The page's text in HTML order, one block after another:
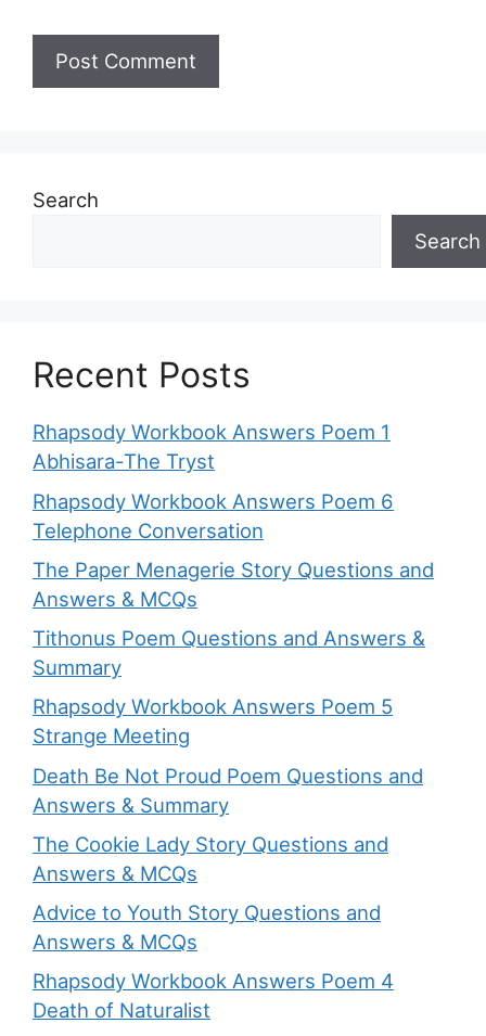
Search
Search
Recent Posts
Rhapsody Workbook Answers Poem 1
Abhisara-The Tryst
Rhapsody Workbook Answers Poem 6
Telephone Conversation
The Paper Menagerie Story Questions and
Answers & MCQs
Tithonus Poem Questions and Answers &
Summary
Rhapsody Workbook Answers Poem 5
Strange Meeting
Death Be Not Proud Poem Questions and
Answers & Summary
The Cookie Lady Story Questions and
Answers & MCQs
Advice to Youth Story Questions and
Answers & MCQs
Rhapsody Workbook Answers Poem 4
Death of Naturalist